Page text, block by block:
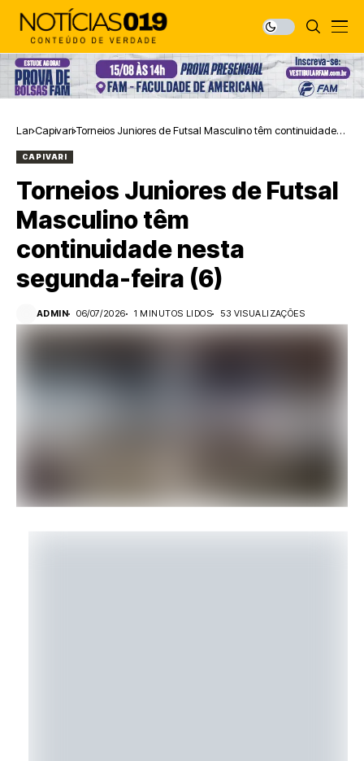
Lar Capivari Torneios Juniores de Futsal Masculino têm continuidade
CAPIVARI
Torneios Juniores de Futsal
Masculino têm
continuidade nesta
segunda-feira (6)
ADMIN 06/07/2026 1 MINUTOS LIDOS 53 VISUALIZAÇÕES